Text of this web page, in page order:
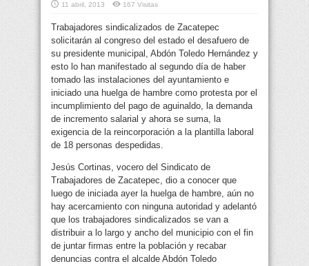
11 abril, 2013 167 Visitas
Trabajadores sindicalizados de Zacatepec
solicitarán al congreso del estado el desafuero de
su presidente municipal, Abdón Toledo Hernández y
esto lo han manifestado al segundo día de haber
tomado las instalaciones del ayuntamiento e
iniciado una huelga de hambre como protesta por el
incumplimiento del pago de aguinaldo, la demanda
de incremento salarial y ahora se suma, la
exigencia de la reincorporación a la plantilla laboral
de 18 personas despedidas.
Jesús Cortinas, vocero del Sindicato de
Trabajadores de Zacatepec, dio a conocer que
luego de iniciada ayer la huelga de hambre, aún no
hay acercamiento con ninguna autoridad y adelantó
que los trabajadores sindicalizados se van a
distribuir a lo largo y ancho del municipio con el fin
de juntar firmas entre la población y recabar
denuncias contra el alcalde Abdón Toledo